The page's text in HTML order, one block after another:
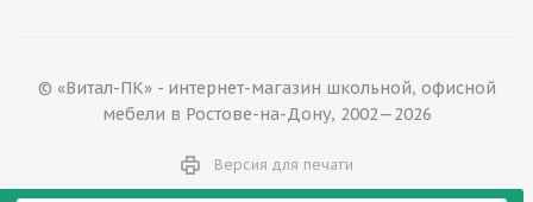
© «Витал-ПК» - интернет-магазин школьной, офисной
мебели в Ростове-на-Дону, 2002—2026
Версия для печати